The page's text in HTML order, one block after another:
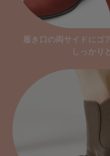
履き口の両サイドにゴ
しっかり